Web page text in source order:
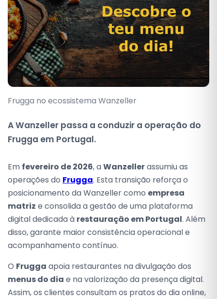
Frugga no ecossistema Wanzeller
A Wanzeller passa a conduzir a operação do
Frugga em Portugal.
Conteúdo da notícia
Em fevereiro de 2026, aWanzellerassumiu as
operações do Frugga. Esta transição reforça o
posicionamento da Wanzeller como empresa
matriz e consolida a gestão de uma plataforma
digital dedicada à restauração em Portugal. Além
disso, garante maior consistência operacional e
acompanhamento contínuo.
O Frugga apoia restaurantes na divulgação dos
menus do dia e na valorização da presença digital.
Assim, os clientes consultam os pratos do dia online,